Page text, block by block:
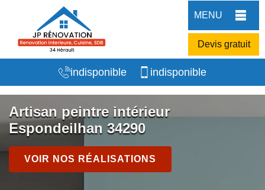
MENU
Devis gratuit
indisponible indisponible
Artisan peintre intérieur
Espondeilhan 34290
VOIR NOS RÉALISATIONS